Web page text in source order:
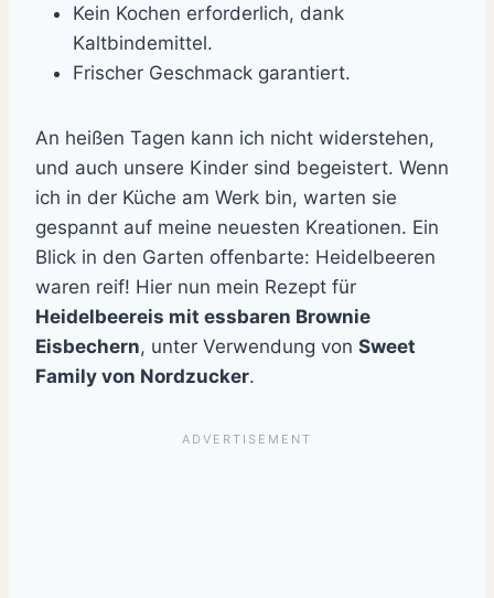
Kein Kochen erforderlich, dank
Kaltbindemittel.
Frischer Geschmack garantiert.
An heißen Tagen kann ich nicht widerstehen,
und auch unsere Kinder sind begeistert. Wenn
ich in der Küche am Werk bin, warten sie
gespannt auf meine neuesten Kreationen. Ein
Blick in den Garten offenbarte: Heidelbeeren
waren reif! Hier nun mein Rezept für
Heidelbeereis mit essbaren Brownie
Eisbechern, unter Verwendung von Sweet
Family von Nordzucker.